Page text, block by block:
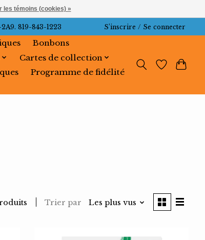
819-843-1223 S’inscrire / Se connecter
Bonbons
Cartes de collection
Programme de fidélité
Trier par Les plus vus
les témoins (cookies) »